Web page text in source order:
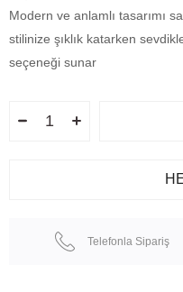
Modern ve anlamlı tasarımı
stilinize şıklık katarken
seçeneği sunar
Telefonla Sipariş